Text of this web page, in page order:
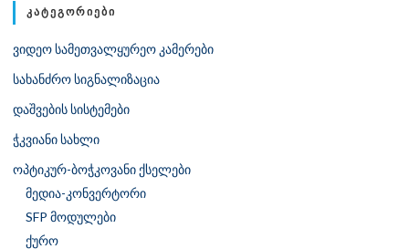
ᲙᲐᲢᲔᲒᲝᲠᲘᲔᲑᲘ
ვიდეო სამეთვალყურეო კამერები
სახანძრო სიგნალიზაცია
დაშვების სისტემები
ჭკვიანი სახლი
ოპტიკურ-ბოჭკოვანი ქსელები
მედია-კონვერტორი
SFP მოდულები
ქურო